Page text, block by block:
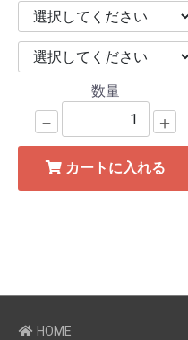
数量
－ ＋
カートに入れる
HOME